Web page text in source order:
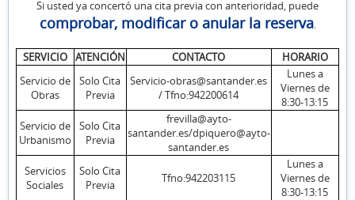
Si usted ya concertó una cita previa con anterioridad, puede
comprobar, modificar o anular la reserva.
SERVICIO ATENCIÓN CONTACTO
HORARIO
Servicio de
Obras
Solo Cita
Previa
Servicio-obras@santander.es
/ Tfno:942200614
Lunes a
Viernes de
8:30-13:15
Servicio de
Urbanismo
Solo Cita
Previa
frevilla@ayto-
santander.es/dpiquero@ayto-
santander.es
Servicios
Sociales
Solo Cita
Previa
Tfno:942203115
Lunes a
Viernes de
8:30-13:15